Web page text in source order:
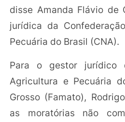
disse Amanda Flávio de
jurídica da
Pecuária do Brasil (CNA).
Para o gestor jurídico
Agricultura e Pecuária
Grosso (Famato),
as moratórias não